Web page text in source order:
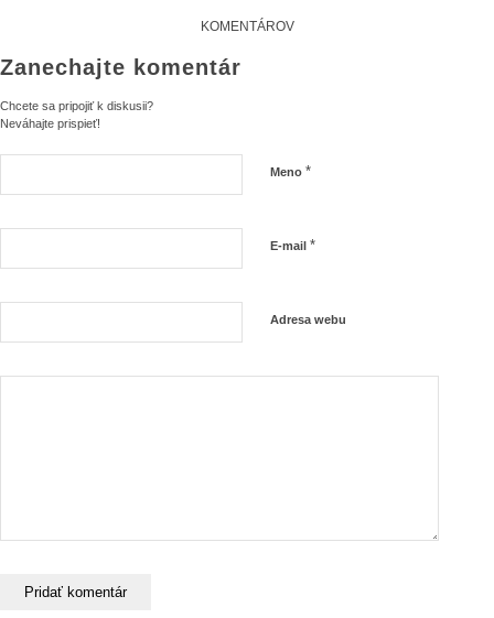
KOMENTÁROV
Zanechajte komentár
Chcete sa pripojiť k diskusii?
Neváhajte prispieť!
Meno *
E-mail *
Adresa webu